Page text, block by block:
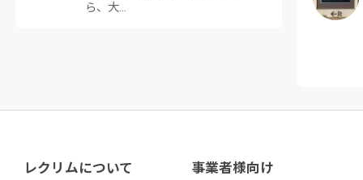
ら、大…
レクリムについて 事業者様向け